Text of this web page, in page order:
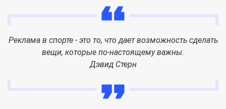
Реклама в спорте - это то, что дает возможность сделать
вещи, которые по-настоящему важны.
Дэвид Стерн